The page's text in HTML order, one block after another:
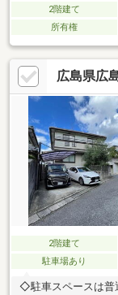
2階建て
所有権
広島県広
2階建て
駐車場あり
◇駐車スペースは普